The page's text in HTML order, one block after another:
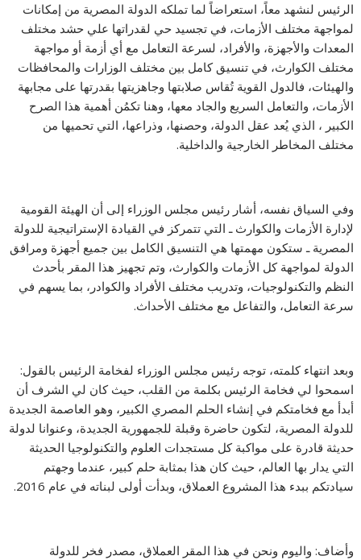
الرئيس لنشهد معاً، استعراضاً لما تملكه الدولة المصرية من إمكانات
لمواجهة مختلف الأزمات، في تجسيد حي لقدراتها علي حشد مختلف
المعدات والأجهزة، والأفراد، لسرعة التعامل مع أي أزمة أو مواجهة
مختلف الكوارث، في تنسيق كامل بين مختلف الوزارات والمحافظات
والهيئات، فالدول القوية تُقاس صلابتها وجاهزيتها بقدرتها على مجابهة
الأزمات، والتعامل السريع والجاد معها، وهنا تكمُن أهمية هذا الصرح
الكبير ، الذي يُعد عقل الدولة، وحصنها، وذراعها، التي تحميها من
مختلف المخاطر الخارجية والداخلية.
وفي السياق نفسه، أشار رئيس مجلس الوزراء إلى أن الهيئة القومية
لإدارة الأزمات والكوارث ـ التي تتمركز في القيادة الإستراتيجية للدولة
المصرية ـ ستكون مهمتها هي التنسيق الكامل بين جميع أجهزة ومرافق
الدولة لمواجهة كل الأزمات والكوارث، وتم تجهيز هذا المقر بأحدث
النظم والتكنولوجيات، وتدريب مختلف الأفراد والكوادر، بما يسهم في
سرعة التعامل، والتفاعل مع مختلف الأحداث.
وبعد انتهاء كلمته، توجه رئيس مجلس الوزراء لفخامة الرئيس بالقول:
اسمحوا لي فخامة الرئيس بكلمة من القلب، حيث كان لي الشرف أن
أبدأ مع فخامتكم في إنشاء الحلم المصري الكبير، وهو العاصمة الجديدة
للدولة المصرية، لتكون حاضرة وقبلة للجمهورية الجديدة، وعنوانا لدولة
حديثة قادرة على مواكبة كل مستجدات العلوم والتكنولوجيا الحديثة
التي يدار بها العالم، حيث كان هذا بمثابة حلم كبير، عندما وجهتم
سيادتكم ببدء هذا المشروع العملاق، وبدأت أولى لبناته في عام 2016.
وأضاف: واليوم ونحن في هذا المقر العملاق، مصدر فخر للدولة